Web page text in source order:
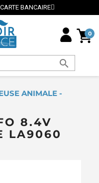
BANCAIRE
0
search
ANIMALE -
8.4V
LA9060